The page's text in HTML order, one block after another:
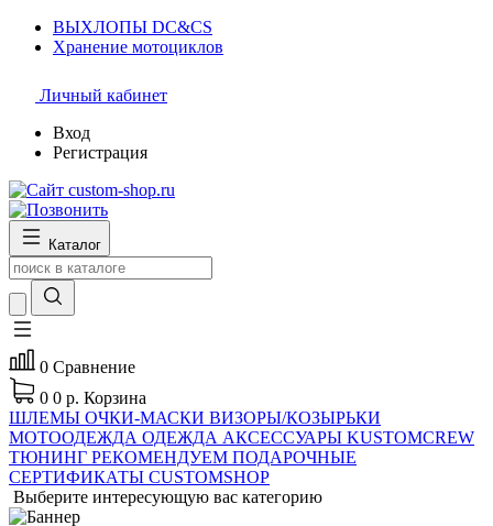
ВЫХЛОПЫ DC&CS
Хранение мотоциклов
Личный кабинет
Вход
Регистрация
Каталог
0 Сравнение
0 0 р. Корзина
ШЛЕМЫ ОЧКИ-МАСКИ ВИЗОРЫ/КОЗЫРЬКИ
МОТООДЕЖДА ОДЕЖДА АКСЕССУАРЫ KUSTOMCREW
ТЮНИНГ РЕКОМЕНДУЕМ ПОДАРОЧНЫЕ
СЕРТИФИКАТЫ CUSTOMSHOP
Выберите интересующую вас категорию